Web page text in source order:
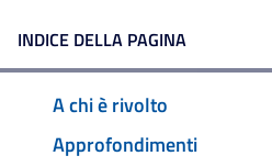
INDICE DELLA PAGINA
A chi è rivolto
Approfondimenti